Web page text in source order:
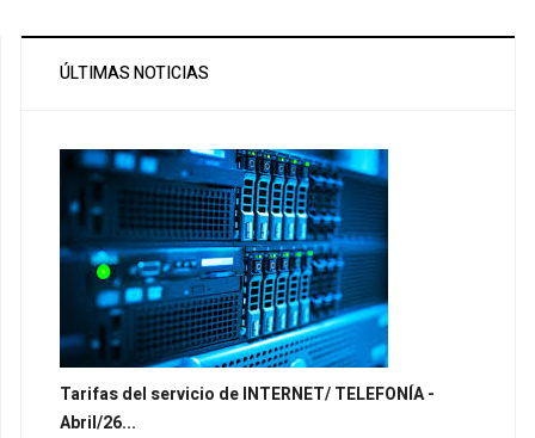
ÚLTIMAS NOTICIAS
Tarifas del servicio de INTERNET/ TELEFONÍA -
Abril/26...